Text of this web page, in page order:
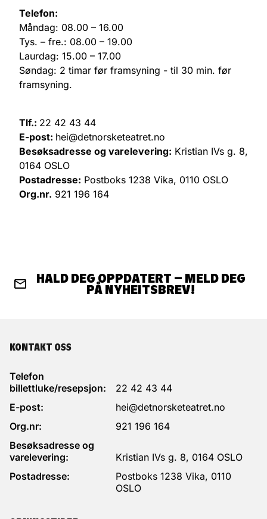
Telefon:
Måndag: 08.00 – 16.00
Tys. – fre.: 08.00 – 19.00
Laurdag: 15.00 – 17.00
Søndag: 2 timar før framsyning - til 30 min. før
framsyning.
Tlf.: 22 42 43 44
E-post: hei@detnorsketeatret.no
Besøksadresse og varelevering: Kristian IVs g. 8,
0164 OSLO
Postadresse: Postboks 1238 Vika, 0110 OSLO
Org.nr. 921 196 164
HALD DEG OPPDATERT – MELD DEG
PÅ NYHEITSBREV!
KONTAKT OSS
Telefon
billettluke/resepsjon:
22 42 43 44
E-post:
hei@detnorsketeatret.no
Org.nr:
921 196 164
Besøksadresse og
varelevering:
Kristian IVs g. 8, 0164 OSLO
Postadresse:
Postboks 1238 Vika, 0110
OSLO